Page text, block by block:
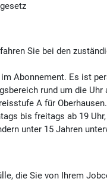
Sie bei den
Abonnement. Es ist
rund um die Uhr
A für Oberhausen.
bis freitags ab 19
unter 15 Jahren
die Sie von Ihrem